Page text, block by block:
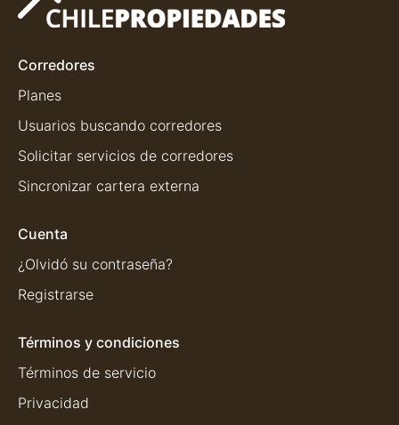
Corredores
Planes
Usuarios buscando corredores
Solicitar servicios de corredores
Sincronizar cartera externa
Cuenta
¿Olvidó su contraseña?
Registrarse
Términos y condiciones
Términos de servicio
Privacidad